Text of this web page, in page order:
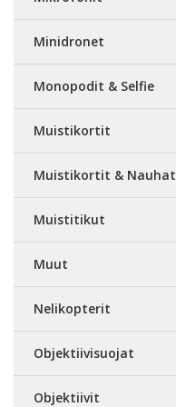
Minidronet
Monopodit & Selfie
Muistikortit
Muistikortit & Nauhat
Muistitikut
Muut
Nelikopterit
Objektiivisuojat
Objektiivit